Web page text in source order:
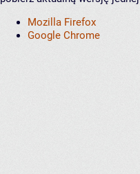
Mozilla Firefox
Google Chrome